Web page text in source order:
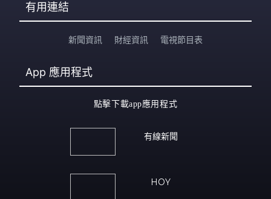
有用連結
新聞資訊 財經資訊 電視節目表
App 應用程式
點擊下載app應用程式
有線新聞
HOY